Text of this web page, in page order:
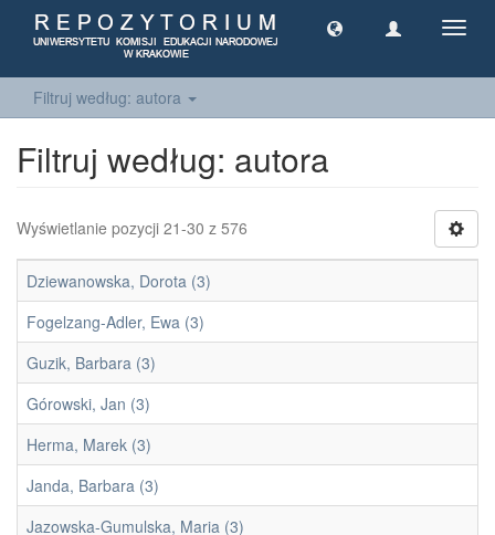
Filtruj według: autora
Filtruj według: autora
Wyświetlanie pozycji 21-30 z 576
Dziewanowska, Dorota (3)
Fogelzang-Adler, Ewa (3)
Guzik, Barbara (3)
Górowski, Jan (3)
Herma, Marek (3)
Janda, Barbara (3)
Jazowska-Gumulska, Maria (3)